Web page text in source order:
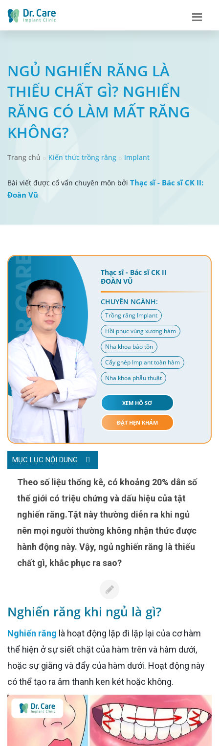
NGỦ NGHIẾN RĂNG LÀ
THIẾU CHẤT GÌ? NGHIẾN
RĂNG CÓ LÀM MẤT RĂNG
KHÔNG?
Trang chủ Kiến thức trồng răng Implant
Bài viết được cố vấn chuyên môn bởi Thạc sĩ - Bác sĩ CK II:
Đoàn Vũ
Thạc sĩ - Bác sĩ CK II
ĐOÀN VŨ
CHUYÊN NGÀNH:
Trồng răng Implant
Hồi phục vùng xương hàm
Nha khoa bảo tồn
Cấy ghép Implant toàn hàm
Nha khoa phẫu thuật
XEM HỒ SƠ
ĐẶT HẸN KHÁM
MỤC LỤC NỘI DUNG
Theo số liệu thống kê, có khoảng 20% dân số
thế giới có triệu chứng và dấu hiệu của tật
nghiến răng.Tật này thường diễn ra khi ngủ
nên mọi người thường không nhận thức được
hành động này. Vậy, ngủ nghiến răng là thiếu
chất gì, khắc phục ra sao?
Nghiến răng khi ngủ là gì?
Nghiến răng là hoạt động lặp đi lặp lại của cơ hàm
thể hiện ở sự siết chặt của hàm trên và hàm dưới,
hoặc sự giằng và đẩy của hàm dưới. Hoạt động này
có thể tạo ra âm thanh ken két hoặc không.